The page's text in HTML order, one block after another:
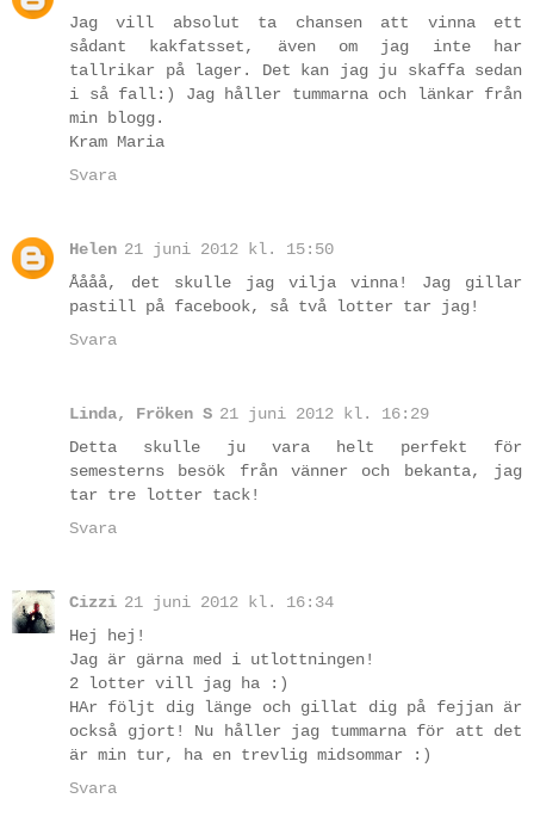
Jag vill absolut ta chansen att vinna ett
sådant kakfatsset, även om jag inte har
tallrikar på lager. Det kan jag ju skaffa sedan
i så fall:) Jag håller tummarna och länkar från
min blogg.
Kram Maria
Svara
Helen 21 juni 2012 kl. 15:50
Åååå, det skulle jag vilja vinna! Jag gillar
pastill på facebook, så två lotter tar jag!
Svara
Linda, Fröken S 21 juni 2012 kl. 16:29
Detta skulle ju vara helt perfekt för
semesterns besök från vänner och bekanta, jag
tar tre lotter tack!
Svara
Cizzi 21 juni 2012 kl. 16:34
Hej hej!
Jag är gärna med i utlottningen!
2 lotter vill jag ha :)
HAr följt dig länge och gillat dig på fejjan är
också gjort! Nu håller jag tummarna för att det
är min tur, ha en trevlig midsommar :)
Svara